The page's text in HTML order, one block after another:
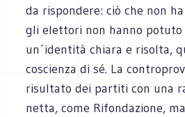
da rispondere: ciò che non
gli elettori non hanno potuto
un´identità chiara e risolta,
coscienza di sé. La
risultato dei partiti con una
netta, come Rifondazione,